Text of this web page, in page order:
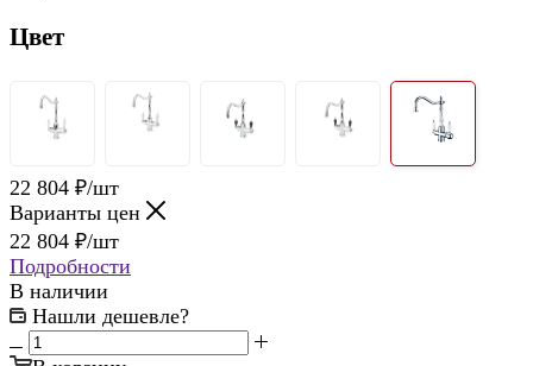
Цвет
22 804 ₽/шт
Варианты цен
22 804 ₽/шт
Подробности
В наличии
Нашли дешевле?